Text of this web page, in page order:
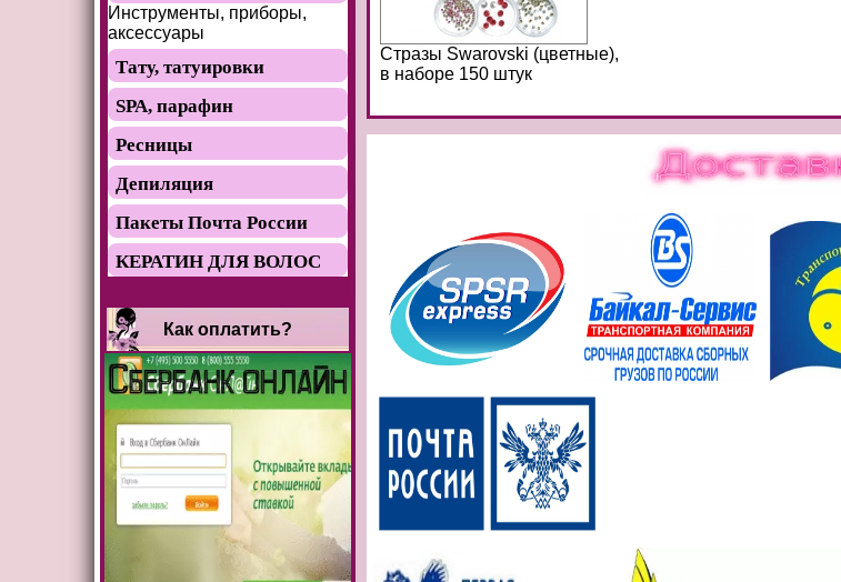
Инструменты, приборы,
аксессуары
Тату, татуировки
SРА, парафин
Ресницы
Депиляция
Пакеты Почта России
КЕРАТИН ДЛЯ ВОЛОС
Как оплатить?
Стразы Swarovski (цветные),
в наборе 150 штук